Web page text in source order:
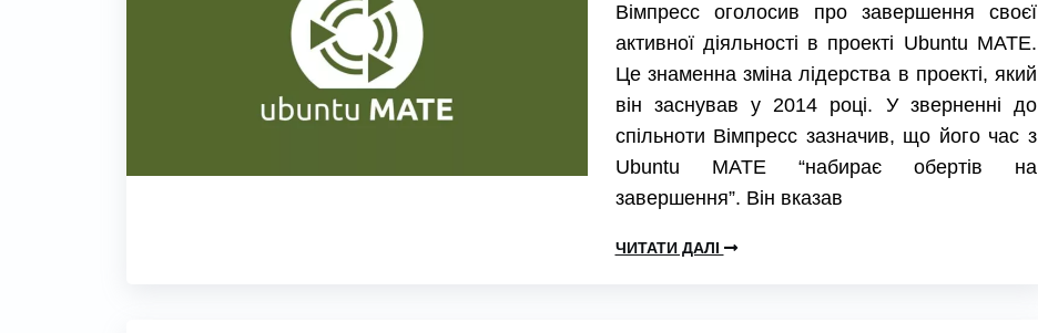
Вімпресс оголосив про завершення своєї
активної діяльності в проекті Ubuntu MATE.
Це знаменна зміна лідерства в проекті, який
він заснував у 2014 році. У зверненні до
спільноти Вімпресс зазначив, що його час з
Ubuntu MATE “набирає обертів на
завершення”. Він вказав
ЧИТАТИ ДАЛІ